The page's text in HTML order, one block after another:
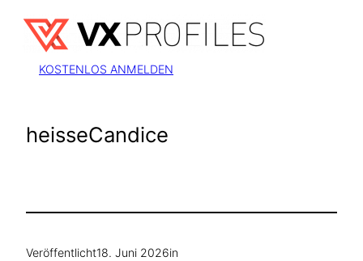
Inhalt
springen
KOSTENLOS ANMELDEN
heisseCandice
Veröffentlicht18. Juni 2026in